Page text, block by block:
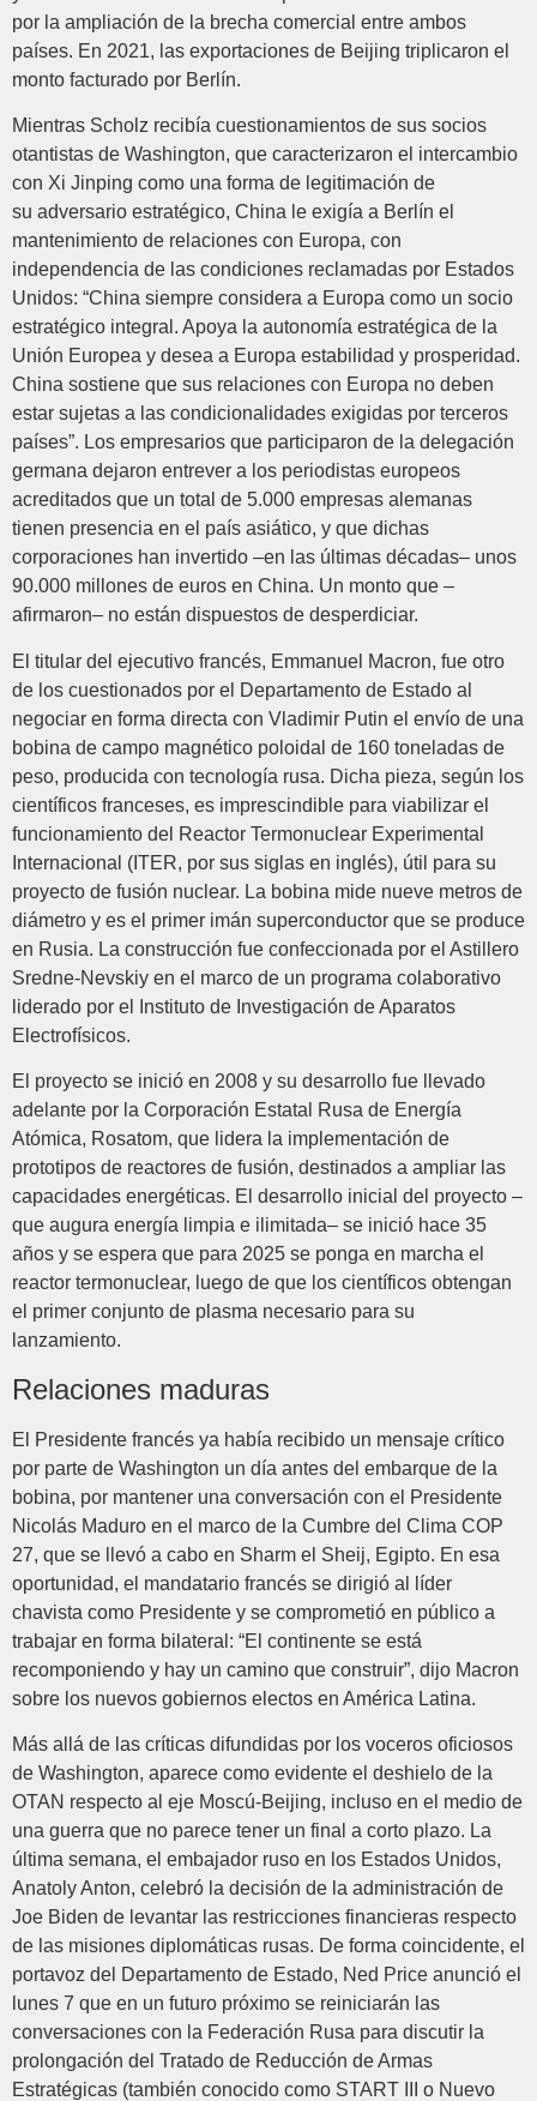
por la ampliación de la brecha comercial entre ambos
países. En 2021, las exportaciones de Beijing triplicaron el
monto facturado por Berlín.
Mientras Scholz recibía cuestionamientos de sus socios
otantistas de Washington, que caracterizaron el intercambio
con Xi Jinping como una forma de legitimación de
su adversario estratégico, China le exigía a Berlín el
mantenimiento de relaciones con Europa, con
independencia de las condiciones reclamadas por Estados
Unidos: “China siempre considera a Europa como un socio
estratégico integral. Apoya la autonomía estratégica de la
Unión Europea y desea a Europa estabilidad y prosperidad.
China sostiene que sus relaciones con Europa no deben
estar sujetas a las condicionalidades exigidas por terceros
países”. Los empresarios que participaron de la delegación
germana dejaron entrever a los periodistas europeos
acreditados que un total de 5.000 empresas alemanas
tienen presencia en el país asiático, y que dichas
corporaciones han invertido –en las últimas décadas– unos
90.000 millones de euros en China. Un monto que –
afirmaron– no están dispuestos de desperdiciar.
El titular del ejecutivo francés, Emmanuel Macron, fue otro
de los cuestionados por el Departamento de Estado al
negociar en forma directa con Vladimir Putin el envío de una
bobina de campo magnético poloidal de 160 toneladas de
peso, producida con tecnología rusa. Dicha pieza, según los
científicos franceses, es imprescindible para viabilizar el
funcionamiento del Reactor Termonuclear Experimental
Internacional (ITER, por sus siglas en inglés), útil para su
proyecto de fusión nuclear. La bobina mide nueve metros de
diámetro y es el primer imán superconductor que se produce
en Rusia. La construcción fue confeccionada por el Astillero
Sredne-Nevskiy en el marco de un programa colaborativo
liderado por el Instituto de Investigación de Aparatos
Electrofísicos.
El proyecto se inició en 2008 y su desarrollo fue llevado
adelante por la Corporación Estatal Rusa de Energía
Atómica, Rosatom, que lidera la implementación de
prototipos de reactores de fusión, destinados a ampliar las
capacidades energéticas. El desarrollo inicial del proyecto –
que augura energía limpia e ilimitada– se inició hace 35
años y se espera que para 2025 se ponga en marcha el
reactor termonuclear, luego de que los científicos obtengan
el primer conjunto de plasma necesario para su
lanzamiento.
Relaciones maduras
El Presidente francés ya había recibido un mensaje crítico
por parte de Washington un día antes del embarque de la
bobina, por mantener una conversación con el Presidente
Nicolás Maduro en el marco de la Cumbre del Clima COP
27, que se llevó a cabo en Sharm el Sheij, Egipto. En esa
oportunidad, el mandatario francés se dirigió al líder
chavista como Presidente y se comprometió en público a
trabajar en forma bilateral: “El continente se está
recomponiendo y hay un camino que construir”, dijo Macron
sobre los nuevos gobiernos electos en América Latina.
Más allá de las críticas difundidas por los voceros oficiosos
de Washington, aparece como evidente el deshielo de la
OTAN respecto al eje Moscú-Beijing, incluso en el medio de
una guerra que no parece tener un final a corto plazo. La
última semana, el embajador ruso en los Estados Unidos,
Anatoly Anton, celebró la decisión de la administración de
Joe Biden de levantar las restricciones financieras respecto
de las misiones diplomáticas rusas. De forma coincidente, el
portavoz del Departamento de Estado, Ned Price anunció el
lunes 7 que en un futuro próximo se reiniciarán las
conversaciones con la Federación Rusa para discutir la
prolongación del Tratado de Reducción de Armas
Estratégicas (también conocido como START III o Nuevo